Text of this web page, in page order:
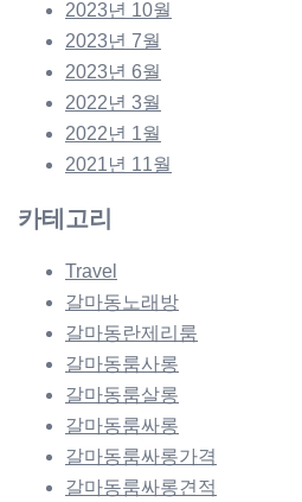
2023년 10월
2023년 7월
2023년 6월
2022년 3월
2022년 1월
2021년 11월
카테고리
Travel
갈마동노래방
갈마동란제리룸
갈마동룸사롱
갈마동룸살롱
갈마동룸싸롱
갈마동룸싸롱가격
갈마동룸싸롱견적